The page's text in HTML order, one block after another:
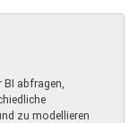
BI abfragen,
zu modellieren